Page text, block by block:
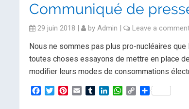
Communiqué de
29 juin 2018 | by Admin | Leave a
Nous ne sommes pas plus pro-nucléaires
toutes choses essayons de mettre en place
modifier leurs modes de consommations
Facebook
TwitterPinterest
Email TumblrLinkedInWhatsApp
CopyPartager